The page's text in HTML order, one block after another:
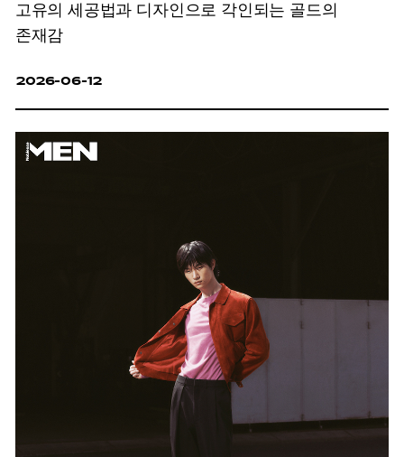
고유의 세공법과 디자인으로 각인되는 골드의
존재감
2026-06-12